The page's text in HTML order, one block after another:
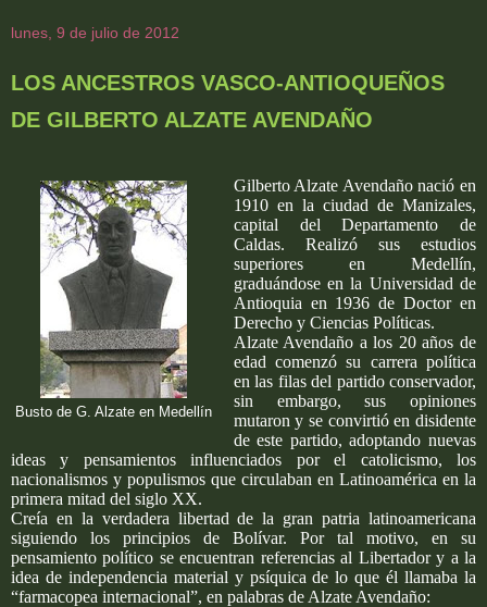
lunes, 9 de julio de 2012
LOS ANCESTROS VASCO-ANTIOQUEÑOS
DE GILBERTO ALZATE AVENDAÑO
Busto de G. Alzate en Medellín
Gilberto Alzate Avendaño nació en
1910 en la ciudad de Manizales,
capital del Departamento de
Caldas. Realizó sus estudios
superiores en Medellín,
graduándose en la Universidad de
Antioquia en 1936 de Doctor en
Derecho y Ciencias Políticas.
Alzate Avendaño a los 20 años de
edad comenzó su carrera política
en las filas del partido conservador,
sin embargo, sus opiniones
mutaron y se convirtió en disidente
de este partido, adoptando nuevas
ideas y pensamientos influenciados por el catolicismo, los
nacionalismos y populismos que circulaban en Latinoamérica en la
primera mitad del siglo XX.
Creía en la verdadera libertad de la gran patria latinoamericana
siguiendo los principios de Bolívar. Por tal motivo, en su
pensamiento político se encuentran referencias al Libertador y a la
idea de independencia material y psíquica de lo que él llamaba la
“farmacopea internacional”, en palabras de Alzate Avendaño: